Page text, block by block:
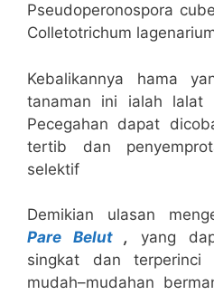
Pseudoperonospora
Colletotrichum
Kebalikannya hama
tanaman ini ialah lalat
Pecegahan dapat
tertib dan
selektif
Demikian ulasan
Pare Belut, yang
singkat dan terperinci
mudah–mudahan